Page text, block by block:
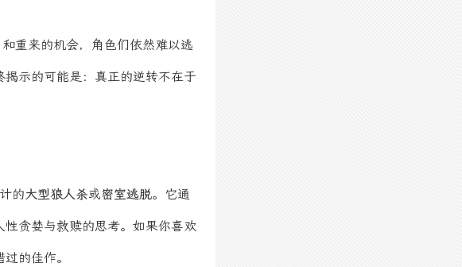
重来的机会，角色们依然难以逃
示的可能是：真正的逆转不在于
的大型狼人杀或密室逃脱。它通
贪婪与救赎的思考。如果你喜欢
的佳作。